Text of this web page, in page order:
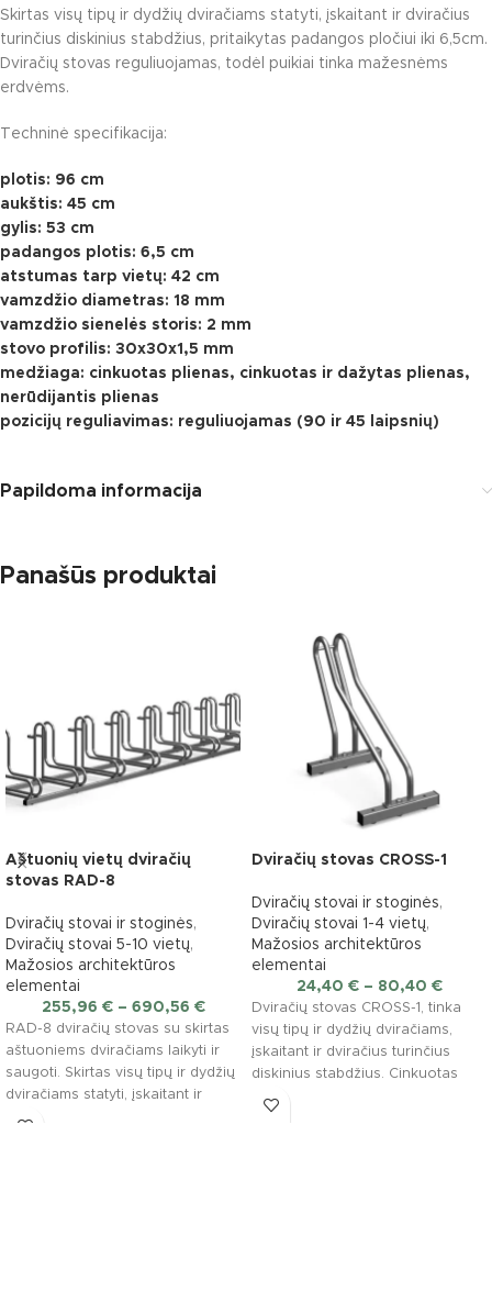
Skirtas visų tipų ir dydžių dviračiams statyti, įskaitant ir dviračius
turinčius diskinius stabdžius, pritaikytas padangos pločiui iki 6,5cm.
Dviračių stovas reguliuojamas, todėl puikiai tinka mažesnėms
erdvėms.
Techninė specifikacija:
plotis: 96 cm
aukštis: 45 cm
gylis: 53 cm
padangos plotis: 6,5 cm
atstumas tarp vietų: 42 cm
vamzdžio diametras: 18 mm
vamzdžio sienelės storis: 2 mm
stovo profilis: 30x30x1,5 mm
medžiaga: cinkuotas plienas, cinkuotas ir dažytas plienas,
nerūdijantis plienas
pozicijų reguliavimas: reguliuojamas (90 ir 45 laipsnių)
Papildoma informacija
Panašūs produktai
Aštuonių vietų dviračių
stovas RAD-8
Dviračių stovai ir stoginės,
Dviračių stovai 5-10 vietų,
Mažosios architektūros
elementai
255,96 € – 690,56 €
RAD-8 dviračių stovas su skirtas
aštuoniems dviračiams laikyti ir
saugoti. Skirtas visų tipų ir dydžių
dviračiams statyti, įskaitant ir
Dviračių stovas CROSS-1
Dviračių stovai ir stoginės,
Dviračių stovai 1-4 vietų,
Mažosios architektūros
elementai
24,40 € – 80,40 €
Dviračių stovas CROSS-1, tinka
visų tipų ir dydžių dviračiams,
įskaitant ir dviračius turinčius
diskinius stabdžius. Cinkuotas